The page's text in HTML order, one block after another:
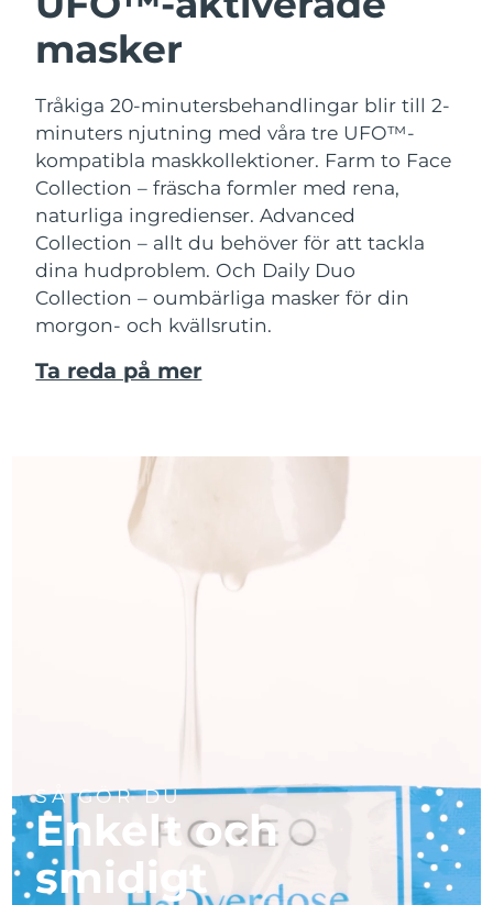
masker
Tråkiga 20-minutersbehandlingar blir till 2-
minuters njutning med våra tre UFO™-
kompatibla maskkollektioner. Farm to Face
Collection – fräscha formler med rena,
naturliga ingredienser. Advanced
Collection – allt du behöver för att tackla
dina hudproblem. Och Daily Duo
Collection – oumbärliga masker för din
morgon- och kvällsrutin.
Ta reda på mer
SÅ GÖR DU
Enkelt och
smidigt